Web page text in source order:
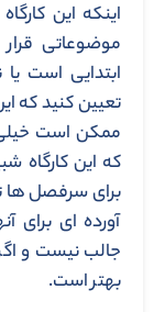
اینکه این
موضوعاتی
ابتدایی است
تعیین کنید که
ممکن است خیلی
که این کارگاه
برای سرفصل ها
آورده ای برای
جالب نیست و
بهتر است.